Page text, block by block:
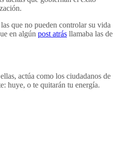
que no pueden controlar su vida
en algún post atrás llamaba las de
actúa como los ciudadanos de
huye, o te quitarán tu energía.